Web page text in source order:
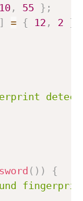
, 55 } ;
] = { 12 , 2 }
( ) )
{